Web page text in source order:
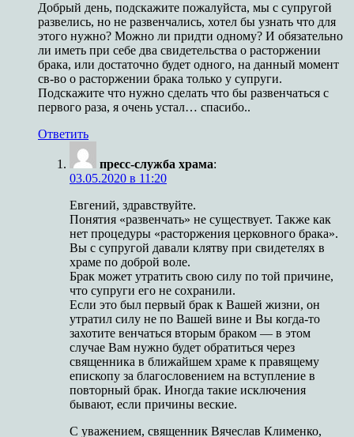
Добрый день, подскажите пожалуйста, мы с супругой
развелись, но не развенчались, хотел бы узнать что для
этого нужно? Можно ли придти одному? И обязательно
ли иметь при себе два свидетельства о расторжении
брака, или достаточно будет одного, на данный момент
св-во о расторжении брака только у супруги.
Подскажите что нужно сделать что бы развенчаться с
первого раза, я очень устал… спасибо..
Ответить
пресс-служба храма:
03.05.2020 в 11:20
Евгений, здравствуйте.
Понятия «развенчать» не существует. Также как
нет процедуры «расторжения церковного брака».
Вы с супругой давали клятву при свидетелях в
храме по доброй воле.
Брак может утратить свою силу по той причине,
что супруги его не сохранили.
Если это был первый брак к Вашей жизни, он
утратил силу не по Вашей вине и Вы когда-то
захотите венчаться вторым браком — в этом
случае Вам нужно будет обратиться через
священника в ближайшем храме к правящему
епископу за благословением на вступление в
повторный брак. Иногда такие исключения
бывают, если причины веские.
С уважением, священник Вячеслав Клименко,